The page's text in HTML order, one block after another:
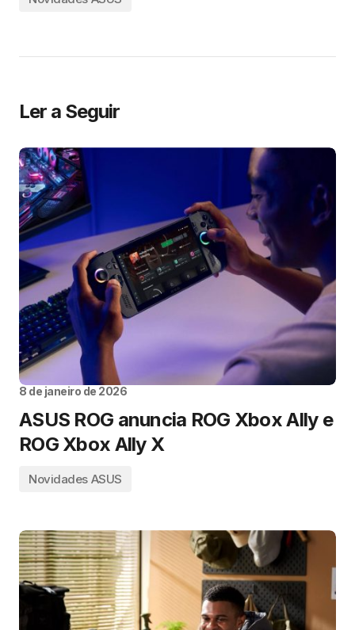
Ler a Seguir
8 de janeiro de 2026
ASUS ROG anuncia ROG Xbox Ally e
ROG Xbox Ally X
Novidades ASUS